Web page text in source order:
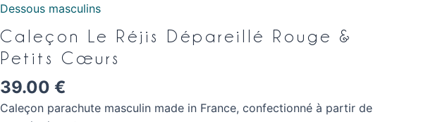
Dessous masculins
Caleçon Le Réjis Dépareillé Rouge &
Petits Cœurs
39.00 €
Caleçon parachute masculin made in France, confectionné à partir de
Le
Réjis
Dépareillé
&
Petits